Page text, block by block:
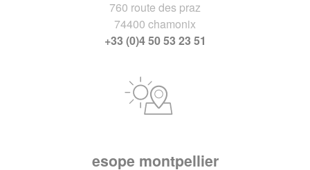
760 route des praz
74400 chamonix
+33 (0)4 50 53 23 51
esope montpellier